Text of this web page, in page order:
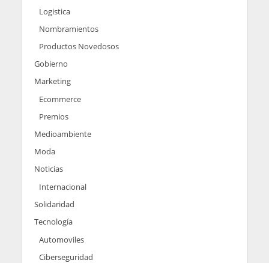
Logistica
Nombramientos
Productos Novedosos
Gobierno
Marketing
Ecommerce
Premios
Medioambiente
Moda
Noticias
Internacional
Solidaridad
Tecnología
Automoviles
Ciberseguridad